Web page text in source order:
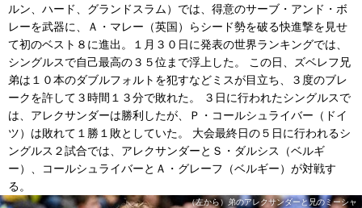
ルン、ハード、グランドスラム）では、得意のサーブ・アンド・ボ
レーを武器に、Ａ・マレー（英国）らシード勢を破る快進撃を見せ
て初のベスト８に進出。１月３０日に発表の世界ランキングでは、
シングルスで自己最高の３５位まで浮上した。 この日、ズベレフ兄
弟は１０本のダブルフォルトを犯すなどミスが目立ち、３度のブレ
ークを許して３時間１３分で敗れた。 ３日に行われたシングルスで
は、アレクサンダーは勝利したが、Ｐ・コールシュライバー（ドイ
ツ）は敗れて１勝１敗としていた。 大会最終日の５日に行われるシ
ングルス２試合では、アレクサンダーとＳ・ダルシス（ベルギ
ー）、コールシュライバーとＡ・グレーフ（ベルギー）が対戦す
る。
（左から）弟のアレクサンダーと兄のミーシャ